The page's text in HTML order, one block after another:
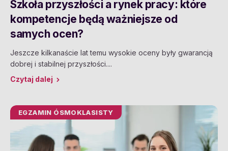
Szkoła przyszłości a rynek pracy: które
kompetencje będą ważniejsze od
samych ocen?
Jeszcze kilkanaście lat temu wysokie oceny były gwarancją
dobrej i stabilnej przyszłości....
Czytaj dalej
EGZAMIN ÓSMOKLASISTY